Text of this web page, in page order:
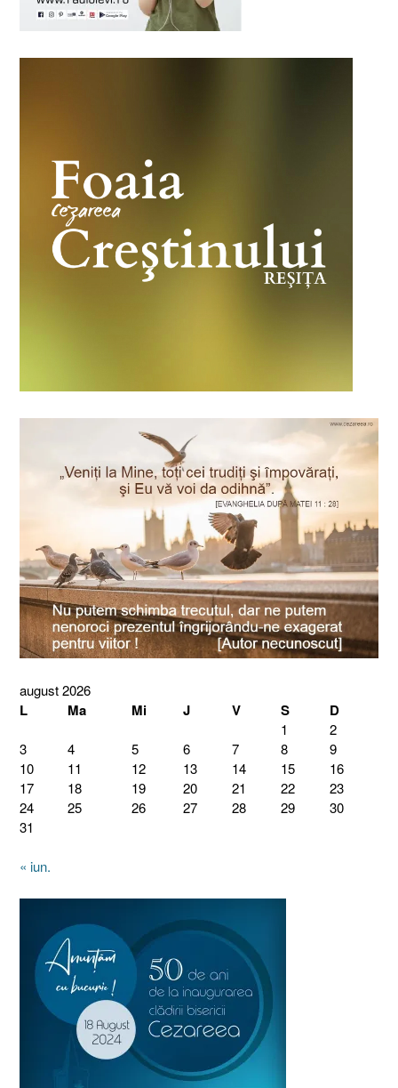
august 2026
L Ma Mi J V S D
1
2
3
4 5 6 7 8
9
10
11 12 13 14 15
16
17
18 19 20 21 22
23
24
25 26 27 28 29
30
31
« iun.